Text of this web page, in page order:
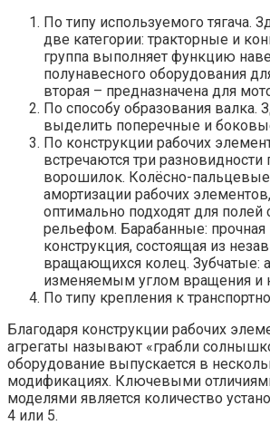
По типу используемого тягача.
две категории: тракторные и
группа выполняет функцию
полунавесного оборудования
вторая – предназначена для
По способу образования валка.
выделить поперечные и
По конструкции рабочих
встречаются три разновидности
ворошилок. Колёсно-
амортизации рабочих
оптимально подходят для
рельефом. Барабанные:
конструкция, состоящая из
вращающихся колец. Зубчатые:
изменяемым углом вращения и
По типу крепления к
Благодаря конструкции рабочих
агрегаты называют «грабли
оборудование выпускается в
модификациях. Ключевыми
моделями является количество
4 или 5.